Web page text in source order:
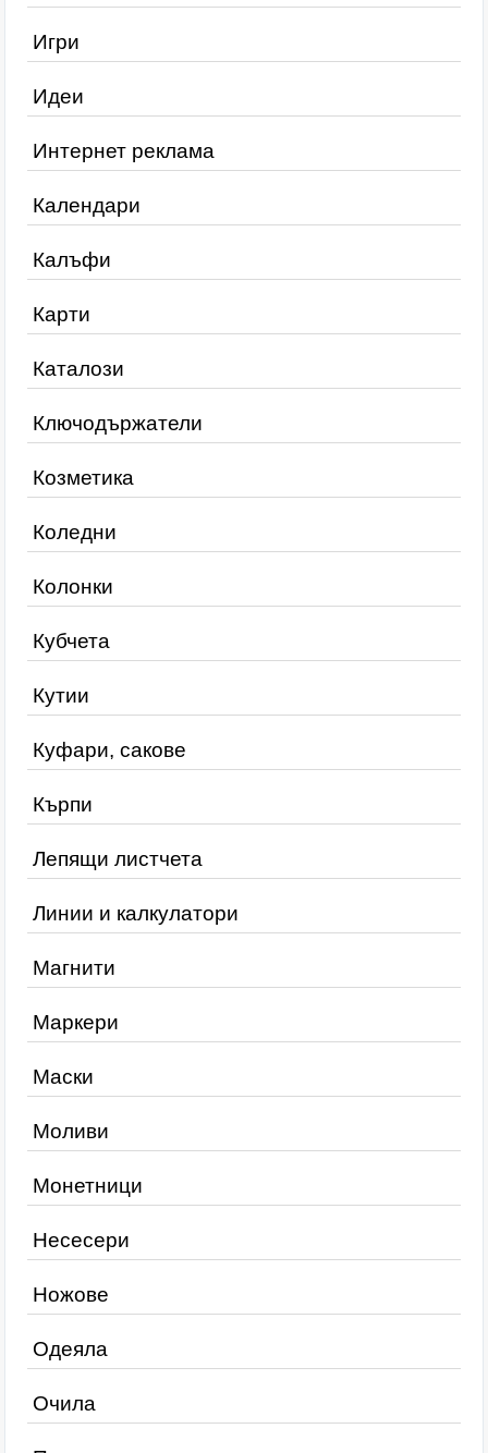
Игри
Идеи
Интернет реклама
Календари
Калъфи
Карти
Каталози
Ключодържатели
Козметика
Коледни
Колонки
Кубчета
Кутии
Куфари, сакове
Кърпи
Лепящи листчета
Линии и калкулатори
Магнити
Маркери
Маски
Моливи
Монетници
Несесери
Ножове
Одеяла
Очила